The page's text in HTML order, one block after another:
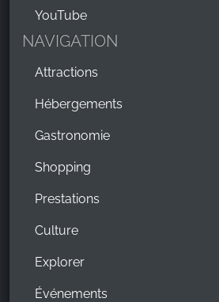
YouTube
NAVIGATION
Attractions
Hébergements
Gastronomie
Shopping
Prestations
Culture
Explorer
Événements